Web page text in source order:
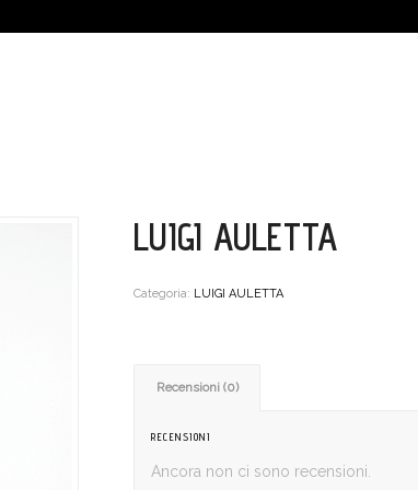
LUIGI AULETTA
Categoria: LUIGI AULETTA
Recensioni (0)
RECENSIONI
Ancora non ci sono recensioni.